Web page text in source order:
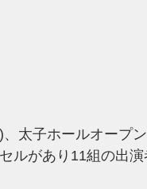
太子ホールオープ
ルがあり11組の出